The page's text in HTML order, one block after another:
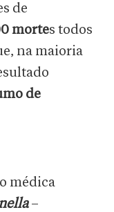
de
mortes todos
na maioria
de
médica
–